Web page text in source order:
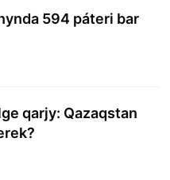
594 páteri bar
qarjy: Qazaqstan